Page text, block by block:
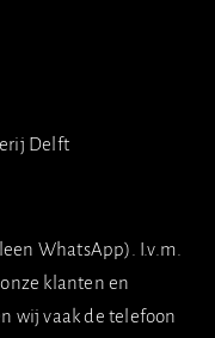
Delft
WhatsApp). I.v.m.
klanten en
wij vaak de telefoon